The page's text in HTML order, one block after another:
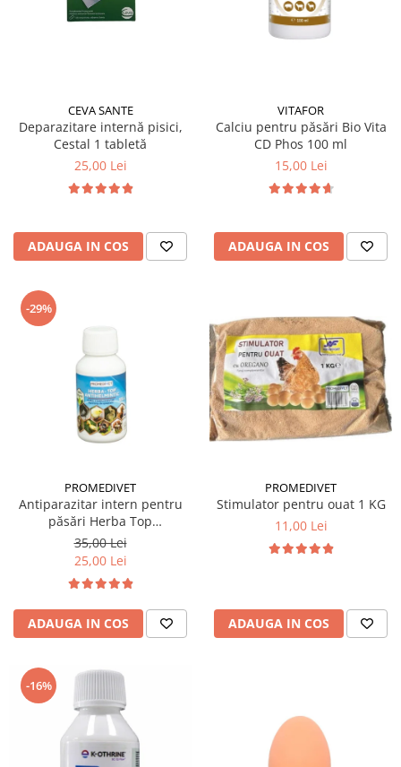
CEVA SANTE
Deparazitare internă pisici,
Cestal 1 tabletă
25,00 Lei
ADAUGA IN COS
VITAFOR
Calciu pentru păsări Bio Vita
CD Phos 100 ml
15,00 Lei
ADAUGA IN COS
-29%
PROMEDIVET
Antiparazitar intern pentru
păsări Herba Top
Antihelmintic 100 ml
35,00 Lei
25,00 Lei
ADAUGA IN COS
PROMEDIVET
Stimulator pentru ouat 1 KG
11,00 Lei
ADAUGA IN COS
-16%